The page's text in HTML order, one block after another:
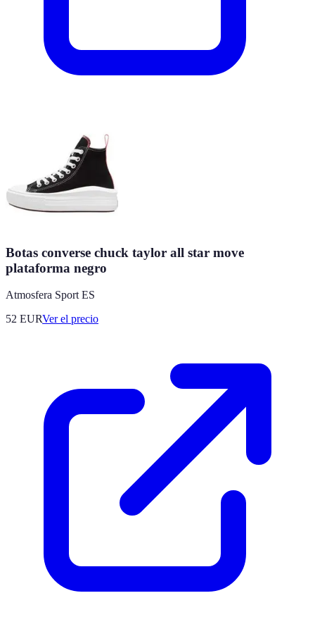
Botas converse chuck taylor all star move
plataforma negro
Atmosfera Sport ES
52 EURVer el precio